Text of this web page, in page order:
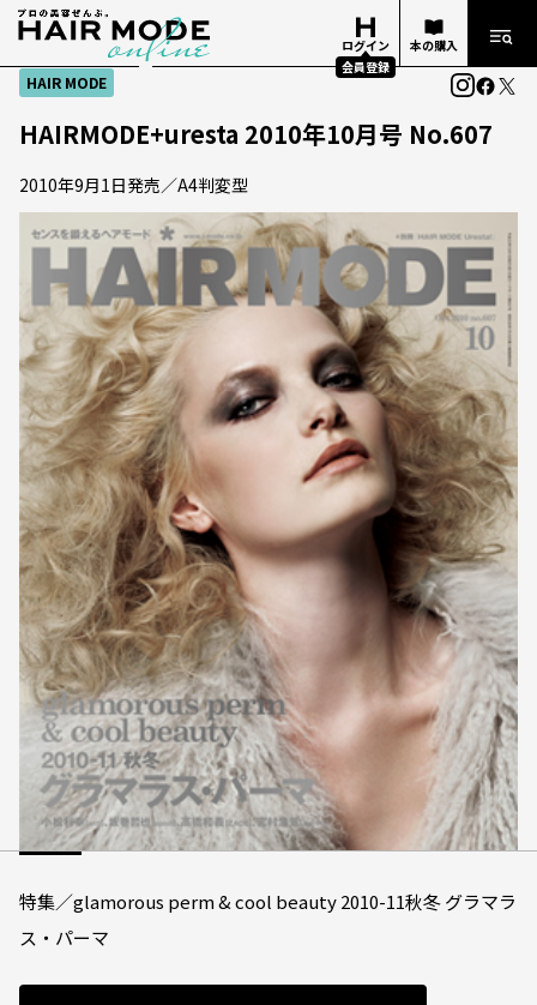
ログイン
会員登録
本の購入
HAIR MODE
HAIRMODE+uresta 2010年10月号 No.607
2010年9月1日発売／A4判変型
特集／glamorous perm & cool beauty 2010-11秋冬 グラマラ
ス・パーマ